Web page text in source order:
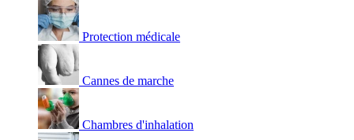
Protection médicale
Cannes de marche
Chambres d'inhalation